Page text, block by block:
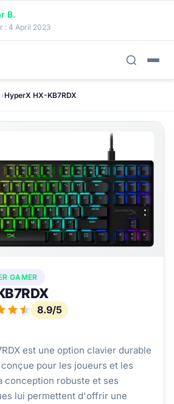
B.
: 4 April 2023
HyperX HX-KB7RDX
GAMER
8.9/5
est une option clavier durable
pour les joueurs et les
conception robuste et ses
lui permettent d'offrir une